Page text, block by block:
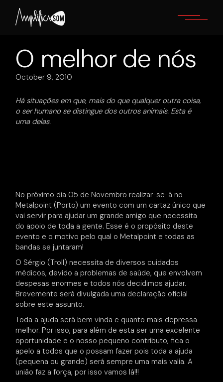
content
O melhor de nós
October 9, 2010
Há situações em que, mais do que qualquer outra coisa,
o ser humano se distingue dos outros animais. Esta é
uma delas.
No próximo dia 05 de Novembro realizar-se-á no
Metalpoint (Porto) um evento com um cartaz único que
vai servir para ajudar um grande amigo que necessita
do apoio de toda a gente. Esse é o propósito deste
evento e o motivo pelo qual o Metalpoint e todas as
bandas se juntaram!
O Sérgio (Troll) necessita de diversos cuidados
médicos, devido a problemas de saúde, que envolvem
despesas enormes e todos nós decidimos ajudar.
Brevemente será divulgada uma declaração oficial
sobre este assunto.
Toda a ajuda será bem vinda e quanto mais depressa
melhor. Por isso, para além de esta ser uma excelente
oportunidade e o nosso pequeno contributo, fica o
apelo a todos que o possam fazer pois toda a ajuda
(pequena ou grande) será sempre uma mais valia. A
união faz a força, por isso vamos lá!!!